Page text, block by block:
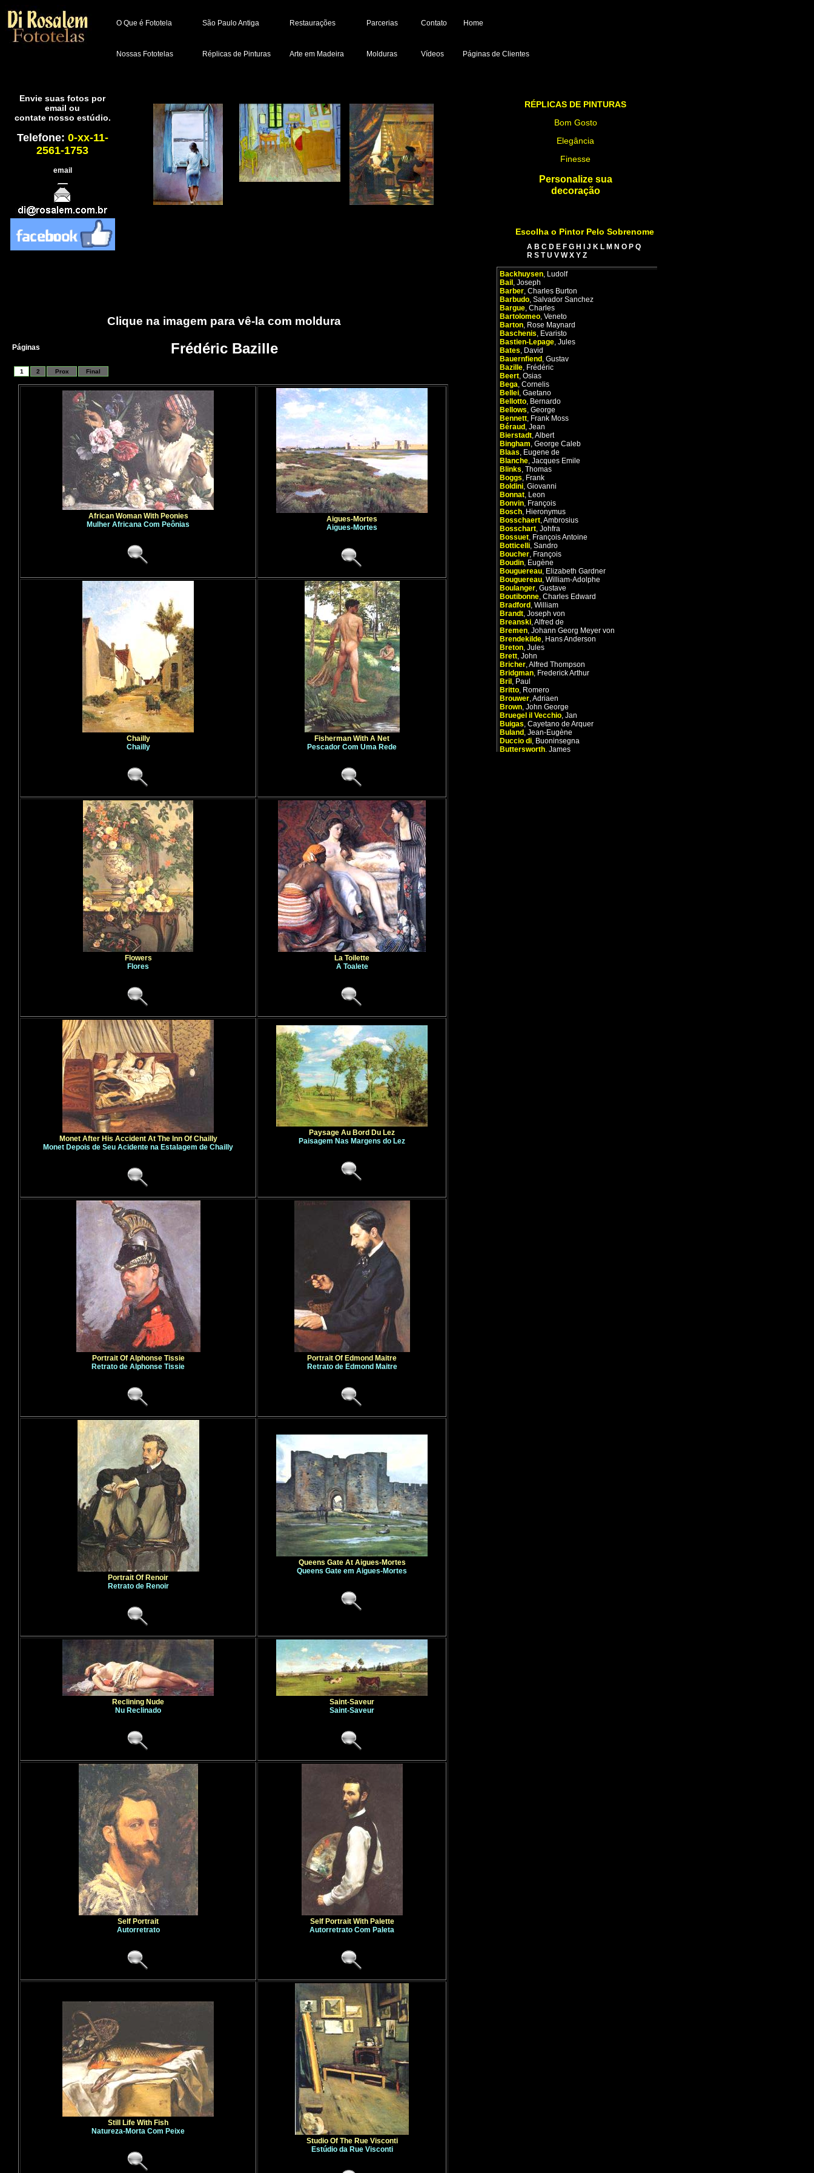
O Que é Fototela
Nossas Fototelas
São Paulo Antiga
Réplicas de Pinturas
Restaurações
Arte em Madeira
Parcerias
Molduras
Contato
Páginas de Clientes
Home
Vídeos
RÉPLICAS DE PINTURAS
Bom Gosto
Elegância
Finesse
Personalize sua
decoração
Envie suas fotos por
email ou
contate nosso estúdio.
Telefone: 0-xx-11-
2561-1753
email
Páginas
1 2 Prox Final
African Woman With Peonies
Mulher Africana Com Peônias
Aigues-Mortes
Aigues-Mortes
Chailly
Chailly
Fisherman With A Net
Pescador Com Uma Rede
Flowers
Flores
La Toilette
A Toalete
Monet After His Accident At The Inn Of Chailly
Monet Depois de Seu Acidente na Estalagem de Chailly
Paysage Au Bord Du Lez
Paisagem Nas Margens do Lez
Portrait Of Alphonse Tissie
Retrato de Alphonse Tissie
Portrait Of Edmond Maitre
Retrato de Edmond Maitre
Portrait Of Renoir
Retrato de Renoir
Queens Gate At Aigues-Mortes
Queens Gate em Aigues-Mortes
Reclining Nude
Nu Reclinado
Saint-Saveur
Saint-Saveur
Self Portrait
Autorretrato
Self Portrait With Palette
Autorretrato Com Paleta
Still Life With Fish
Natureza-Morta Com Peixe
Studio Of The Rue Visconti
Estúdio da Rue Visconti
Escolha o Pintor Pelo Sobrenome
A B C D E F G H J K L M N O P Q
R S T U V W X Y Z
Backhuysen, Ludolf
Bail , Joseph
Barber, Charles Burton
Barbudo, Salvador Sanchez
Bargue, Charles
Bartolomeo, Veneto
Barton, Rose Maynard
Baschenis, Evaristo
Bastien-Lepage, Jules
Bates, David
Bauernfiend , Gustav
Bazille, Frédéric
Beert, Osias
Bega, Cornelis
Bellei, Gaetano
Bellotto, Bernardo
Bellows, George
Bennett, Frank Moss
Béraud , Jean
Bierstadt,Albert
Bingham, George Caleb
Blaas, Eugene de
Blanche, Jacques Emile
Blinks, Thomas
Boggs, Frank
Boldini, Giovanni
Bonnat, Leon
Bonvin, François
Bosch, Hieronymus
Bosschaert,Ambrosius
Bosschart, Johfra
Bossuet, François Antoine
Botticelli, Sandro
Boucher, François
Boudin, Eugène
Bouguereau, Elizabeth Gardner
Bouguereau, William-Adolphe
Boulanger, Gustave
Boutibonne, Charles Edward
Bradford , William
Brandt, Joseph von
Breanski,Alfred de
Bremen, Johann Georg Meyer von
Brendekilde, Hans Anderson
Breton, Jules
Brett, John
Bricher,Alfred Thompson
Bridgman, Frederick Arthur
Bril , Paul
Britto, Romero
Brouwer,Adriaen
Brown, John George
Bruegel il Vecchio, Jan
Buigas, Cayetano de Arquer
Buland , Jean-Eugène
Duccio di, Buoninsegna
Buttersworth, James
Clique na imagem para vê-la com moldura
Frédéric Bazille